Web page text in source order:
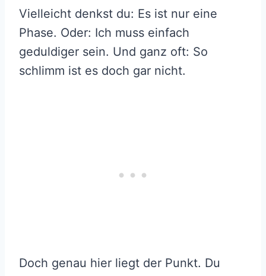
Vielleicht denkst du: Es ist nur eine
Phase. Oder: Ich muss einfach
geduldiger sein. Und ganz oft: So
schlimm ist es doch gar nicht.
Doch genau hier liegt der Punkt. Du